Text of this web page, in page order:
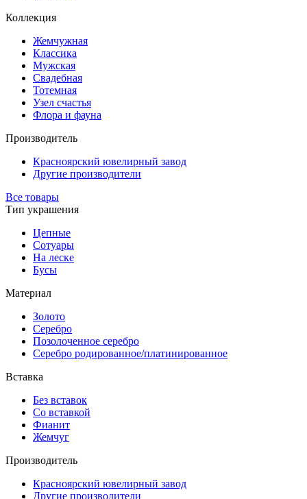
Коллекция
Жемчужная
Классика
Мужская
Свадебная
Тотемная
Узел счастья
Флора и фауна
Производитель
Красноярский ювелирный завод
Другие производители
Все товары
Тип украшения
Цепные
Сотуары
На леске
Бусы
Материал
Золото
Серебро
Позолоченное серебро
Серебро родированное/платинированное
Вставка
Без вставок
Со вставкой
Фианит
Жемчуг
Производитель
Красноярский ювелирный завод
Другие производители